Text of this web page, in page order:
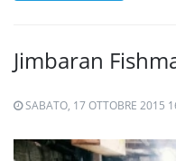
Jimbaran
SABATO, 17 OTTOBRE 2015